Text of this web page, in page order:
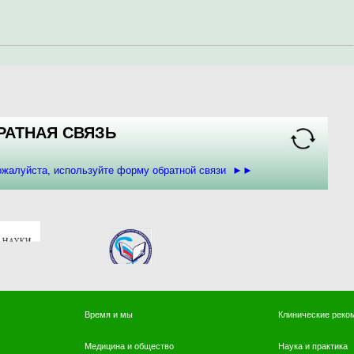
СВЯЗЬ
используйте форму обратной связи ►►
Время и мы Клинические
Медицина и общество Наука и практика